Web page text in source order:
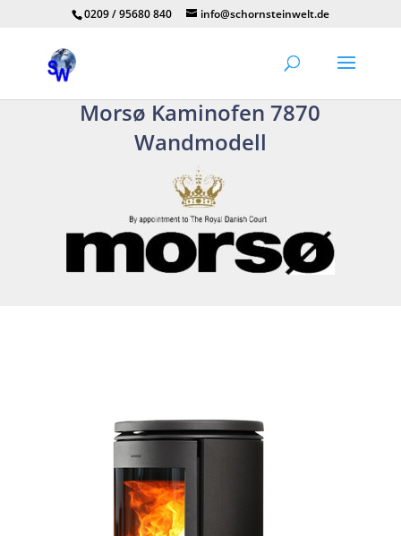
0209 / 95680 840 info@schornsteinwelt.de
Morsø Kaminofen 7870
Wandmodell